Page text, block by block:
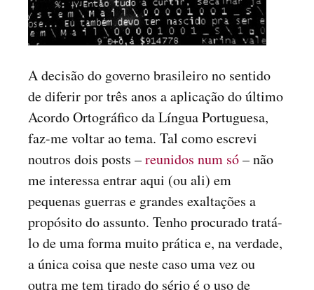
A decisão do governo brasileiro no sentido
de diferir por três anos a aplicação do último
Acordo Ortográfico da Língua Portuguesa,
faz-me voltar ao tema. Tal como escrevi
noutros dois posts –reunidos num só– não
me interessa entrar aqui (ou ali) em
pequenas guerras e grandes exaltações a
propósito do assunto. Tenho procurado tratá-
lo de uma forma muito prática e, na verdade,
a única coisa que neste caso uma vez ou
outra me tem tirado do sério é o uso de